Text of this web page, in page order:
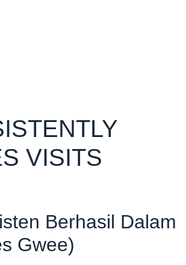
VISITS
Berhasil Dalam
Gwee)